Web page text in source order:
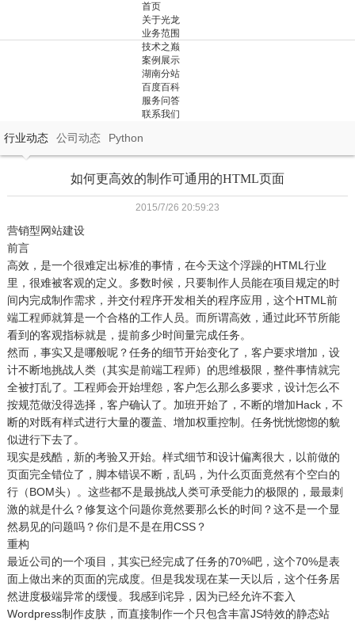
首页
关于光龙
业务范围
技术之巅
案例展示
湖南分站
百度百科
服务问答
联系我们
行业动态 公司动态 Python
如何更高效的制作可通用的HTML页面
2015/7/26 20:59:23
营销型网站建设
前言
高效，是一个很难定出标准的事情，在今天这个浮躁的HTML行业
里，很难被客观的定义。多数时候，只要制作人员能在项目规定的时
间内完成制作需求，并交付程序开发相关的程序应用，这个HTML前
端工程师就算是一个合格的工作人员。而所谓高效，通过此环节所能
看到的客观指标就是，提前多少时间量完成任务。
然而，事实又是哪般呢？任务的细节开始变化了，客户要求增加，设
计不断地挑战人类（其实是前端工程师）的思维极限，整件事情就完
全被打乱了。工程师会开始埋怨，客户怎么那么多要求，设计怎么不
按规范做没得选择，客户确认了。加班开始了，不断的增加Hack，不
断的对既有样式进行大量的覆盖、增加权重控制。任务恍恍惚惚的貌
似进行下去了。
现实是残酷，新的考验又开始。样式细节和设计偏离很大，以前做的
页面完全错位了，脚本错误不断，乱码，为什么页面竟然有个空白的
行（BOM头）。这些都不是最挑战人类可承受能力的极限的，最最刺
激的就是什么？修复这个问题你竟然要那么长的时间？这不是一个显
然易见的问题吗？你们是不是在用CSS？
重构
最近公司的一个项目，其实已经完成了任务的70%吧，这个70%是表
面上做出来的页面的完成度。但是我发现在某一天以后，这个任务居
然进度极端异常的缓慢。我感到诧异，因为已经允许不套入
Wordpress制作皮肤，而直接制作一个只包含丰富JS特效的静态站